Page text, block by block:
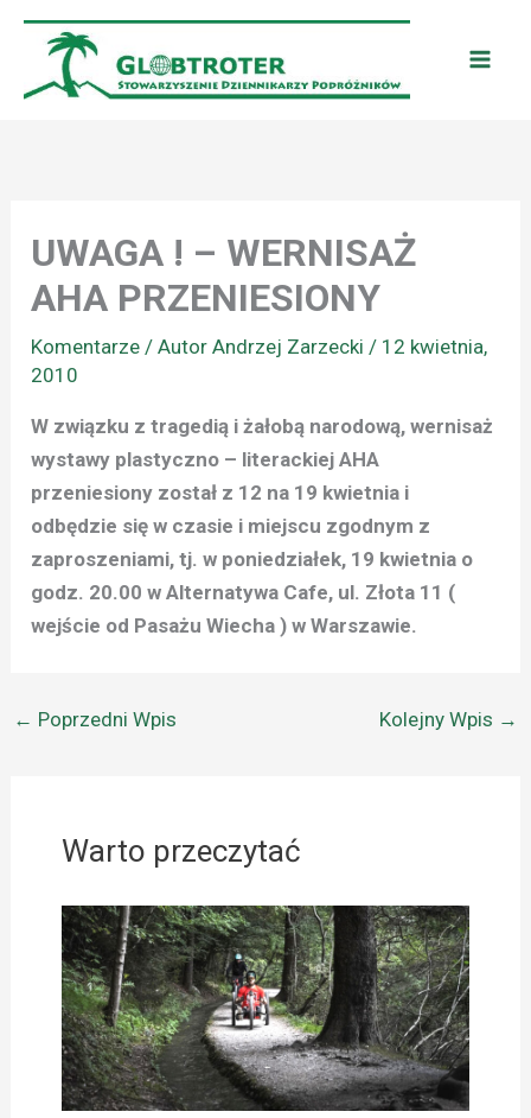
Przejdź
treści
UWAGA ! – WERNISAŻ
AHA PRZENIESIONY
Komentarze / Autor Andrzej Zarzecki/ 12 kwietnia,
2010
W związku z tragedią i żałobą narodową, wernisaż
wystawy plastyczno – literackiej AHA
przeniesiony został z 12 na 19 kwietnia i
odbędzie się w czasie i miejscu zgodnym z
zaproszeniami, tj. w poniedziałek, 19 kwietnia o
godz. 20.00 w Alternatywa Cafe, ul. Złota 11 (
wejście od Pasażu Wiecha ) w Warszawie.
← Poprzedni Wpis Kolejny Wpis →
Warto przeczytać